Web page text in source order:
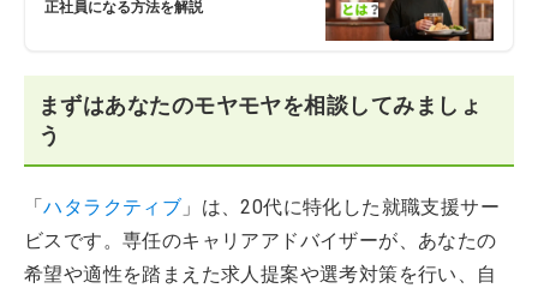
正社員になる方法を解説
まずはあなたのモヤモヤを相談してみましょ
う
「ハタラクティブ 」は、20代に特化した就職支援サー
ビスです。専任のキャリアアドバイザーが、あなたの
希望や適性を踏まえた求人提案や選考対策を行い、自